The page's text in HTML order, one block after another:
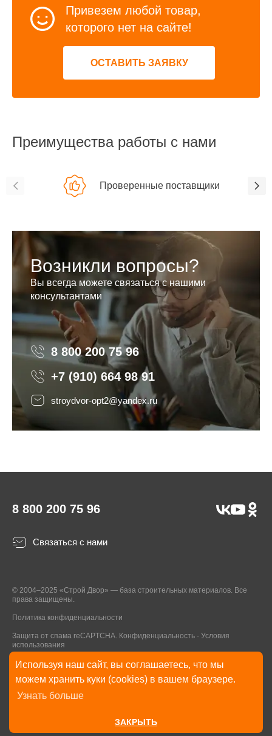
Используя наш сайт, вы соглашаетесь, что мы
можем хранить куки (cookies) в вашем браузере.
Узнать больше
ЗАКРЫТЬ
Привезем любой товар,
которого нет на сайте!
ОСТАВИТЬ ЗАЯВКУ
Преимущества работы с нами
Проверенные поставщики
Возникли вопросы?
Вы всегда можете связаться с нашими
консультантами
8 800 200 75 96 8 800 200 75 96
+7 (910) 664 98 91
stroydvor-opt2@yandex.ru
8 800 200 75 96
Связаться с нами
© 2004–2025 «Строй Двор» — база строительных материалов. Все
права защищены.
Политика конфиденциальности
Защита от спама reCAPTCHA. Конфиденциальность - Условия
использования
* Указанные на Сайте цены, комплектации, описания и технические
характеристики могут быть изменены в любое время без уведомления
пользователей Сайта. Внешний вид товаров и упаковки может